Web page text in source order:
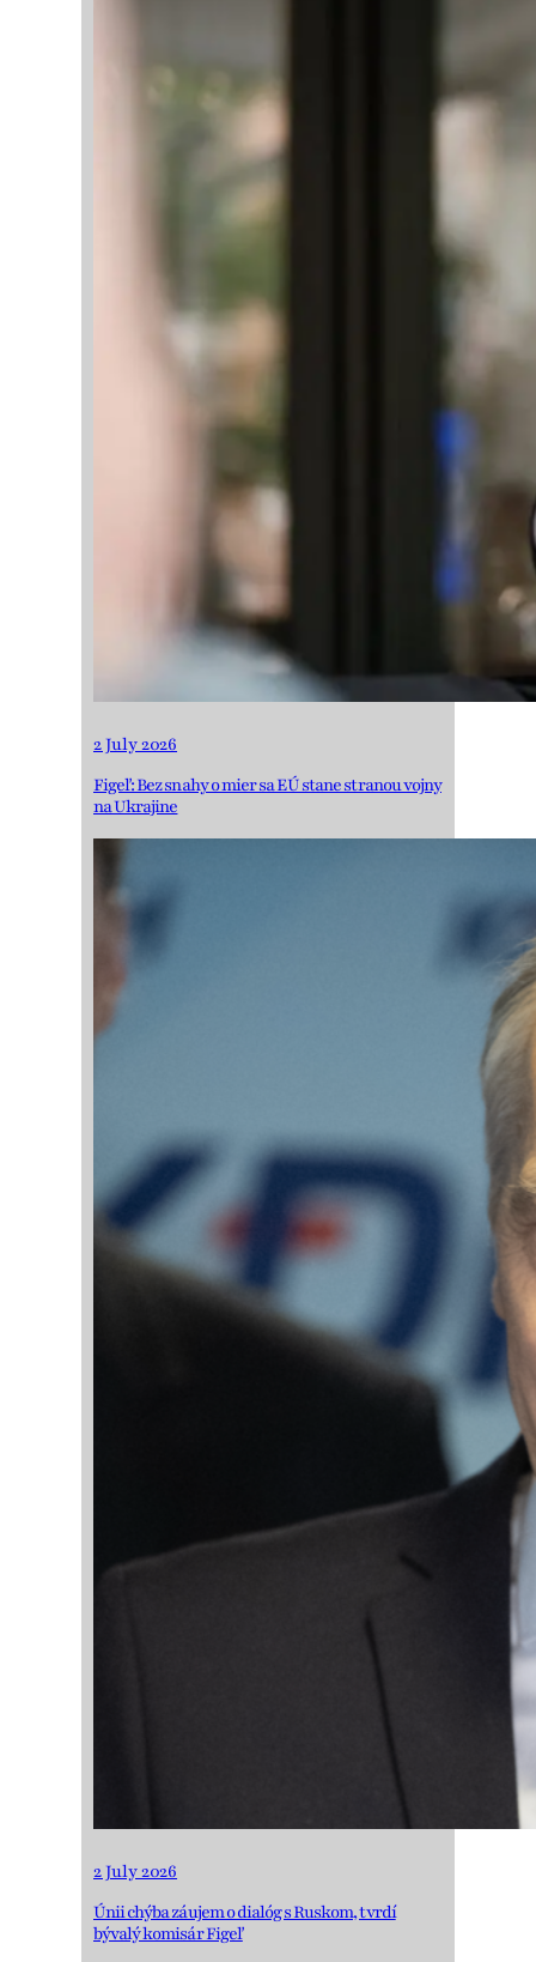
2 July 2026
Figeľ: Bez snahy o mier sa EÚ stane stranou vojny
na Ukrajine
2 July 2026
Únii chýba záujem o dialóg s Ruskom, tvrdí
bývalý komisár Figeľ